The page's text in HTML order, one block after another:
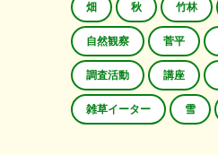
畑 秋 竹林
自然観察 菅平
調査活動 講座
雑草イーター 雪